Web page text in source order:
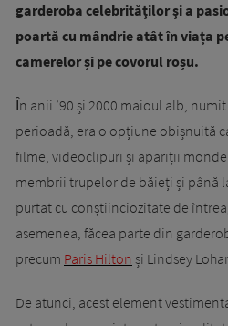
garderoba celebrităților și a
poartă cu mândrie atât în viața
camerelor și pe covorul roșu.
Ȋn anii ’90 și 2000 maioul alb,
perioadă, era o opțiune obișnuită
filme, videoclipuri și apariții
membrii trupelor de băieți și până
purtat cu conștiinciozitate de
asemenea, făcea parte din
precum Paris Hilton și Lindsey
De atunci, acest element